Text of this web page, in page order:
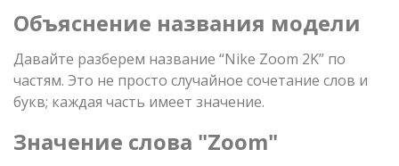
Объяснение названия модели
Давайте разберем название “Nike Zoom 2K” по
частям. Это не просто случайное сочетание слов и
букв; каждая часть имеет значение.
Значение слова "Zoom"